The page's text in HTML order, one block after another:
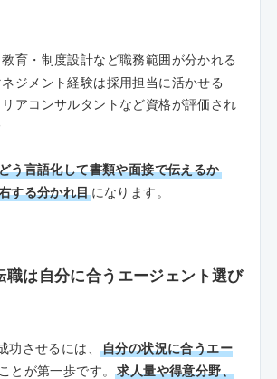
育・制度設計など職務範囲が分かれる
ジメント経験は採用担当に活かせる
アコンサルタントなど資格が評価され
う言語化して書類や面接で伝えるか
する分かれ目になります。
職は自分に合うエージェント選び
功させるには、
自分の状況に合うエー
とが第一歩です。求人量や得意分野、